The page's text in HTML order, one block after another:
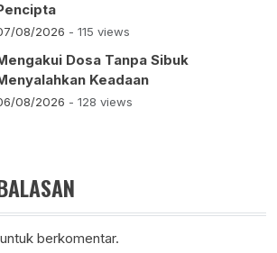
08/2026 - 115 views
Dosa Tanpa Sibuk
Keadaan
08/2026 - 128 views
untuk berkomentar.